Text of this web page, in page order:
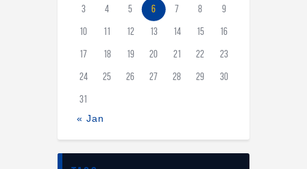
3 4 5 6 7 8 9
10 11 12 13 14 15 16
17 18 19 20 21 22 23
24 25 26 27 28 29 30
31
« Jan